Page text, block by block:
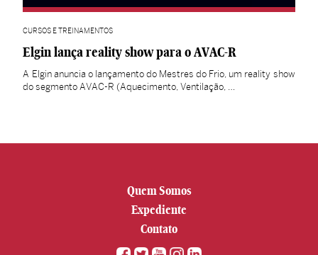
CURSOS E TREINAMENTOS
Elgin lança reality show para o AVAC-R
A Elgin anuncia o lançamento do Mestres do Frio, um reality show
do segmento AVAC-R (Aquecimento, Ventilação, …
Quem Somos
Expediente
Contato